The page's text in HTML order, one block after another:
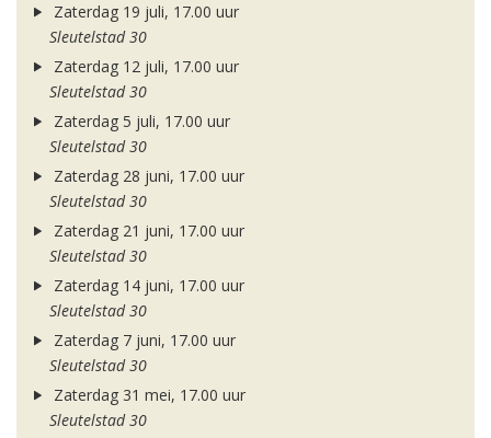
Zaterdag 19 juli, 17.00 uur
Sleutelstad 30
Zaterdag 12 juli, 17.00 uur
Sleutelstad 30
Zaterdag 5 juli, 17.00 uur
Sleutelstad 30
Zaterdag 28 juni, 17.00 uur
Sleutelstad 30
Zaterdag 21 juni, 17.00 uur
Sleutelstad 30
Zaterdag 14 juni, 17.00 uur
Sleutelstad 30
Zaterdag 7 juni, 17.00 uur
Sleutelstad 30
Zaterdag 31 mei, 17.00 uur
Sleutelstad 30